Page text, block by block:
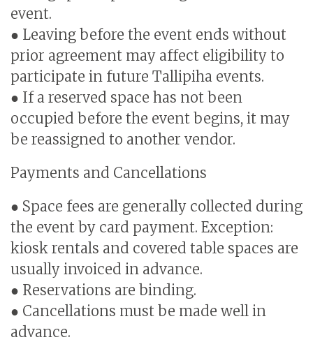
event.
● Leaving before the event ends without
prior agreement may affect eligibility to
participate in future Tallipiha events.
● If a reserved space has not been
occupied before the event begins, it may
be reassigned to another vendor.
Payments and Cancellations
● Space fees are generally collected during
the event by card payment. Exception:
kiosk rentals and covered table spaces are
usually invoiced in advance.
● Reservations are binding.
● Cancellations must be made well in
advance.